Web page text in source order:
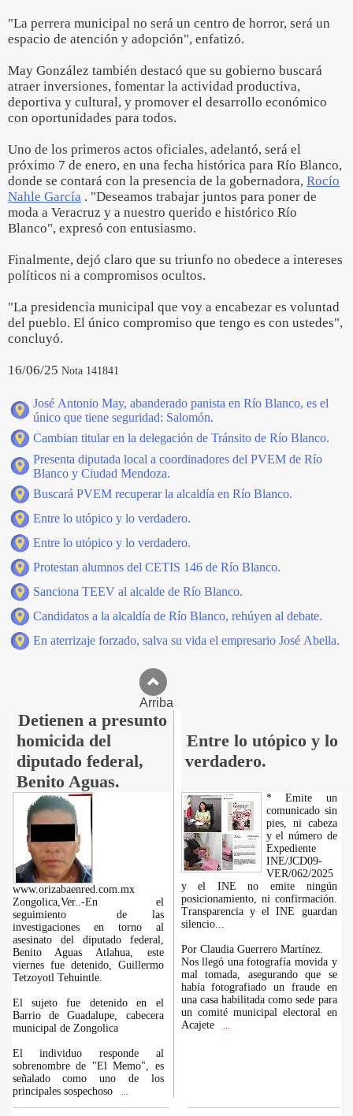
"La perrera municipal no será un centro de horror, será un
espacio de atención y adopción", enfatizó.
May González también destacó que su gobierno buscará
atraer inversiones, fomentar la actividad productiva,
deportiva y cultural, y promover el desarrollo económico
con oportunidades para todos.
Uno de los primeros actos oficiales, adelantó, será el
próximo 7 de enero, en una fecha histórica para Río Blanco,
donde se contará con la presencia de la gobernadora, Rocío
Nahle García . "Deseamos trabajar juntos para poner de
moda a Veracruz y a nuestro querido e histórico Río
Blanco", expresó con entusiasmo.
Finalmente, dejó claro que su triunfo no obedece a intereses
políticos ni a compromisos ocultos.
"La presidencia municipal que voy a encabezar es voluntad
del pueblo. El único compromiso que tengo es con ustedes",
concluyó.
16/06/25 Nota 141841
José Antonio May, abanderado panista en Río Blanco, es el
único que tiene seguridad: Salomón.
Cambian titular en la delegación de Tránsito de Río Blanco.
Presenta diputada local a coordinadores del PVEM de Río
Blanco y Ciudad Mendoza.
Buscará PVEM recuperar la alcaldía en Río Blanco.
Entre lo utópico y lo verdadero.
Entre lo utópico y lo verdadero.
Protestan alumnos del CETIS 146 de Río Blanco.
Sanciona TEEV al alcalde de Río Blanco.
Candidatos a la alcaldía de Río Blanco, rehúyen al debate.
En aterrizaje forzado, salva su vida el empresario José Abella.
Arriba
Detienen a presunto
homicida del
diputado federal,
Benito Aguas.
Entre lo utópico y lo
verdadero.
www.orizabaenred.com.mx
Zongolica,Ver..-En el
seguimiento de las
investigaciones en torno al
asesinato del diputado federal,
Benito Aguas Atlahua, este
viernes fue detenido, Guillermo
Tetzoyotl Tehuintle.
El sujeto fue detenido en el
Barrio de Guadalupe, cabecera
municipal de Zongolica
El individuo responde al
sobrenombre de "El Memo", es
señalado como uno de los
principales sospechoso
* Emite un
comunicado sin
pies, ni cabeza
y el número de
Expediente
INE/JCD09-
VER/062/2025
y el INE no emite ningún
posicionamiento, ni confirmación.
Transparencia y el INE guardan
silencio...
Por Claudia Guerrero Martínez.
Nos llegó una fotografía movida y
mal tomada, asegurando que se
había fotografiado un fraude en
una casa habilitada como sede para
un comité municipal electoral en
Acajete